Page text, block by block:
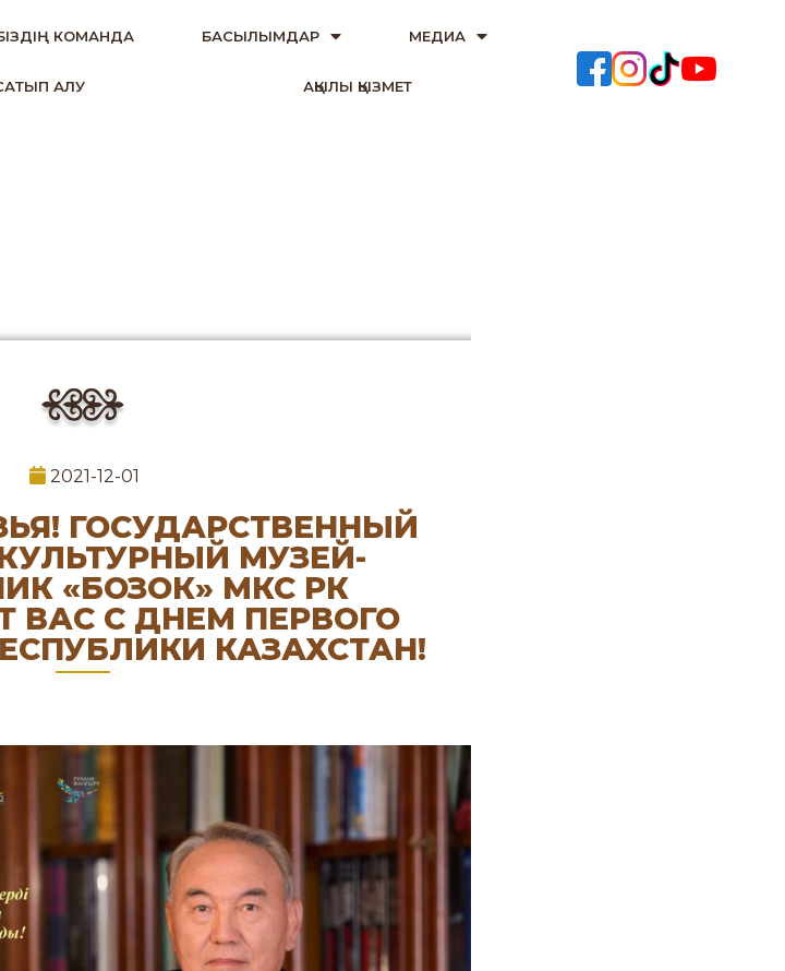
КОМАНДА БАСЫЛЫМДАР МЕДИА
АЛУ АҚЫЛЫ ҚЫЗМЕТ
2021-12-01
ГОСУДАРСТВЕННЫЙ
МУЗЕЙ-
«БОЗОК» МКС РК
ВАС С ДНЕМ ПЕРВОГО
КАЗАХСТАН!